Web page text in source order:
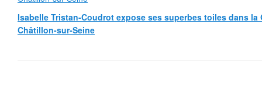
Isabelle Tristan-Coudrot expose ses superbes toiles dans la
Châtillon-sur-Seine